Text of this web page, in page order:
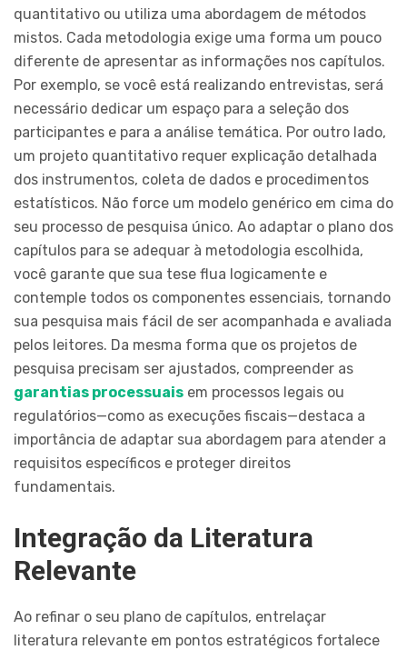
quantitativo ou utiliza uma abordagem de métodos
mistos. Cada metodologia exige uma forma um pouco
diferente de apresentar as informações nos capítulos.
Por exemplo, se você está realizando entrevistas, será
necessário dedicar um espaço para a seleção dos
participantes e para a análise temática. Por outro lado,
um projeto quantitativo requer explicação detalhada
dos instrumentos, coleta de dados e procedimentos
estatísticos. Não force um modelo genérico em cima do
seu processo de pesquisa único. Ao adaptar o plano dos
capítulos para se adequar à metodologia escolhida,
você garante que sua tese flua logicamente e
contemple todos os componentes essenciais, tornando
sua pesquisa mais fácil de ser acompanhada e avaliada
pelos leitores. Da mesma forma que os projetos de
pesquisa precisam ser ajustados, compreender as
garantias processuais em processos legais ou
regulatórios—como as execuções fiscais—destaca a
importância de adaptar sua abordagem para atender a
requisitos específicos e proteger direitos
fundamentais.
Integração da Literatura
Relevante
Ao refinar o seu plano de capítulos, entrelaçar
literatura relevante em pontos estratégicos fortalece